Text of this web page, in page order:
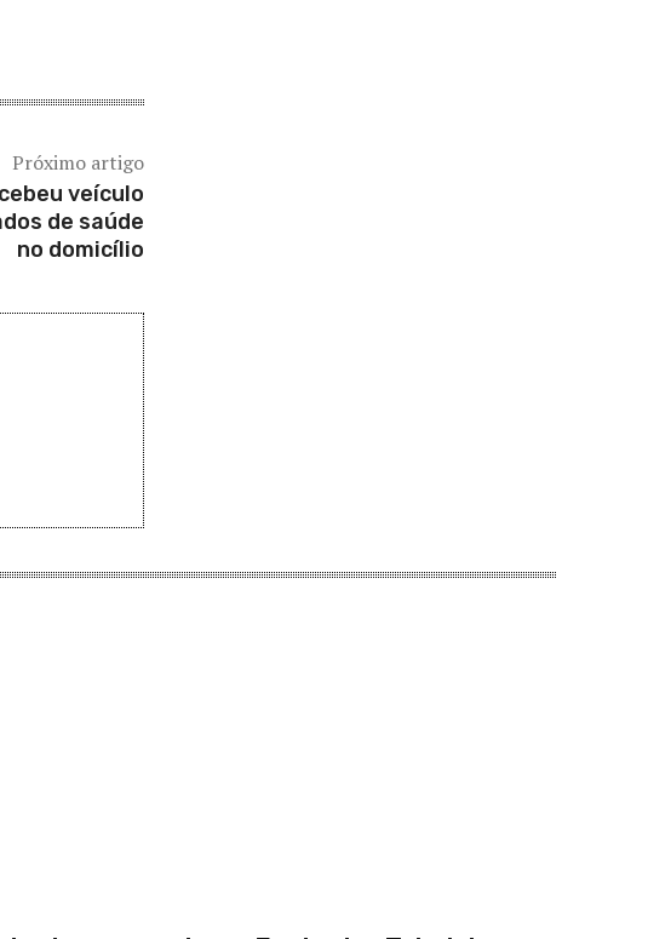
Próximo artigo
veículo
de saúde
no domicílio